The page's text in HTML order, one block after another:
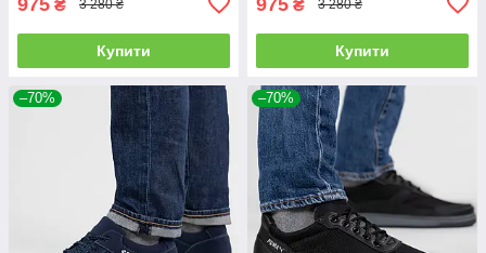
₴ 3 280 ₴
Купити
₴ 3 280 ₴
Купити
–70% –70%